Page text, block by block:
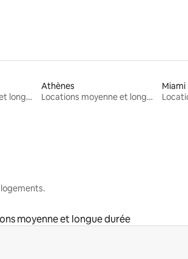
Locations moyenne et longue durée
Athènes
Locations moyenne et longue durée
Miami
moyenne et longue durée